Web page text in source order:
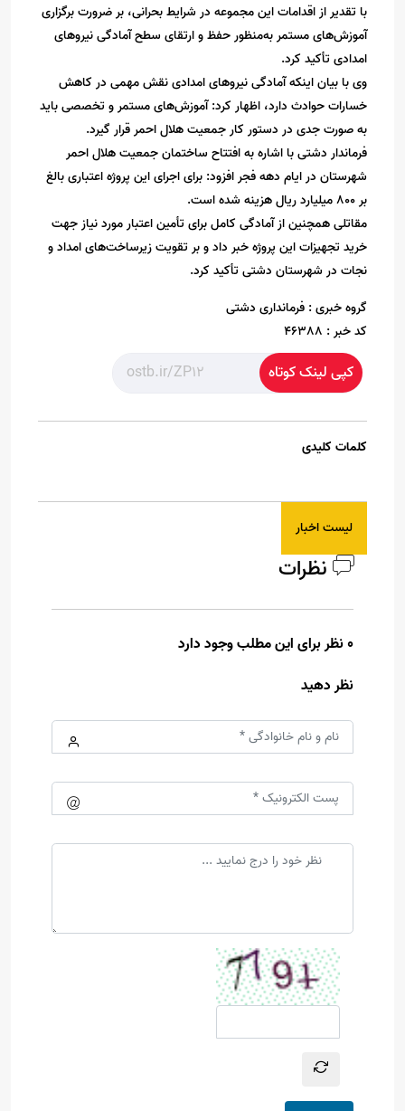
با تقدیر از اقدامات این مجموعه در شرایط بحرانی، بر ضرورت برگزاری
آموزش‌های مستمر به‌منظور حفظ و ارتقای سطح آمادگی نیروهای
امدادی تأکید کرد.
وی با بیان اینکه آمادگی نیروهای امدادی نقش مهمی در کاهش
خسارات حوادث دارد، اظهار کرد: آموزش‌های مستمر و تخصصی باید
به‌ صورت جدی در دستور کار جمعیت هلال احمر قرار گیرد.
فرماندار دشتی با اشاره به افتتاح ساختمان جمعیت هلال احمر
شهرستان در ایام دهه فجر افزود: برای اجرای این پروژه اعتباری بالغ
بر ۸۰۰ میلیارد ریال هزینه شده است.
مقاتلی همچنین از آمادگی کامل برای تأمین اعتبار مورد نیاز جهت
خرید تجهیزات این پروژه خبر داد و بر تقویت زیرساخت‌های امداد و
نجات در شهرستان دشتی تأکید کرد.
گروه خبری : فرمانداری دشتی
کد خبر : 46388
کپی لینک کوتاه
کلمات کلیدی
لیست اخبار
نظرات
0 نظر برای این مطلب وجود دارد
نظر دهید